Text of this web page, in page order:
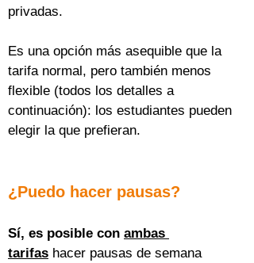
privadas.
Es una opción más asequible que la
tarifa normal, pero también menos
flexible (todos los detalles a
continuación): los estudiantes pueden
elegir la que prefieran.
¿Puedo hacer pausas?
Sí, es posible con ambas
tarifas hacer pausas de semana